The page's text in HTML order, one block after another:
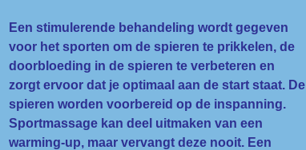
Een stimulerende behandeling wordt gegeven
voor het sporten om de spieren te prikkelen, de
doorbloeding in de spieren te verbeteren en
zorgt ervoor dat je optimaal aan de start staat. De
spieren worden voorbereid op de inspanning.
Sportmassage kan deel uitmaken van een
warming-up, maar vervangt deze nooit. Een